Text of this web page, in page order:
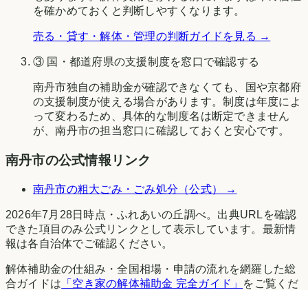
を確かめておくと判断しやすくなります。
売る・貸す・解体・管理の判断ガイドを見る →
③ 国・都道府県の支援制度を窓口で確認する
南丹市独自の補助金が確認できなくても、国や京都府
の支援制度が使える場合があります。制度は年度によ
って変わるため、具体的な制度名は断定できません
が、南丹市の担当窓口に確認しておくと安心です。
南丹市の公式情報リンク
南丹市の粗大ごみ・ごみ処分（公式） →
2026年7月28日時点 ・ふれあいの丘調べ。出典URLを確認
できた項目のみ公式リンクとして表示しています。最新情
報は各自治体でご確認ください。
解体補助金の仕組み・全国相場・申請の流れを網羅した総
合ガイドは 「空き家の解体補助金 完全ガイド」
をご覧くだ